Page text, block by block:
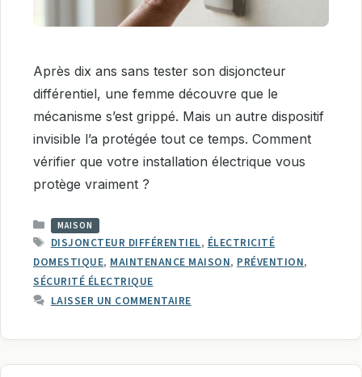
Après dix ans sans tester son disjoncteur
différentiel, une femme découvre que le
mécanisme s’est grippé. Mais un autre dispositif
invisible l’a protégée tout ce temps. Comment
vérifier que votre installation électrique vous
protège vraiment ?
CATÉGORIES
MAISON
ÉTIQUETTES
DISJONCTEUR DIFFÉRENTIEL, ÉLECTRICITÉ
DOMESTIQUE, MAINTENANCE MAISON, PRÉVENTION,
SÉCURITÉ ÉLECTRIQUE
LAISSER UN COMMENTAIRE